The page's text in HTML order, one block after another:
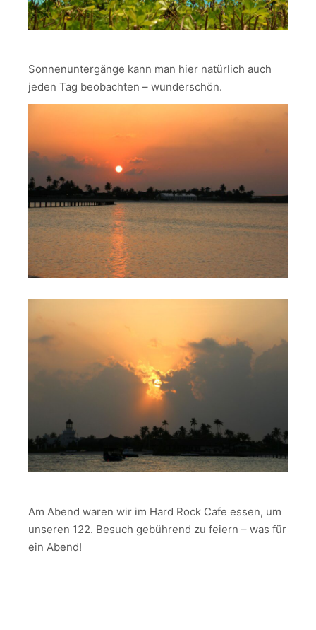
Sonnenuntergänge kann man hier natürlich auch
jeden Tag beobachten – wunderschön.
Am Abend waren wir im Hard Rock Cafe essen, um
unseren 122. Besuch gebührend zu feiern – was für
ein Abend!